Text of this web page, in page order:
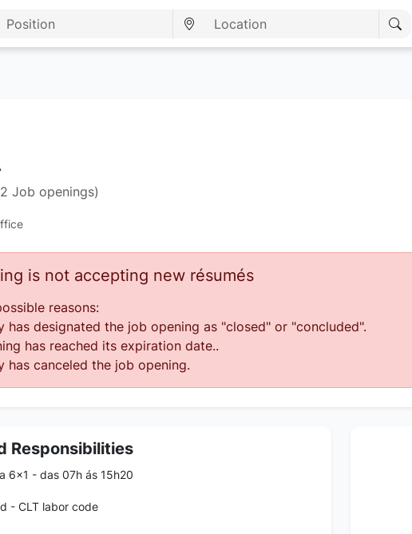
Job openings)
is not accepting new résumés
reasons:
has designated the job opening as "closed" or "concluded".
has reached its expiration date..
has canceled the job opening.
Responsibilities
6x1 - das 07h ás 15h20
- CLT labor code